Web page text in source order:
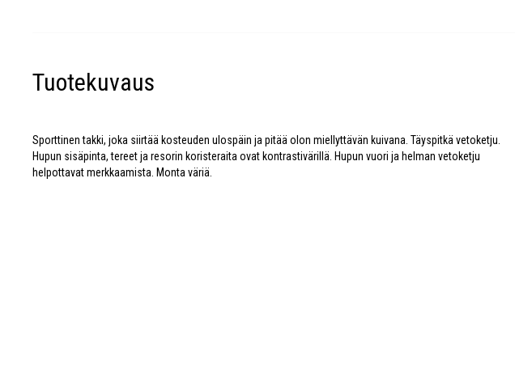
Tuotekuvaus
Sporttinen takki, joka siirtää kosteuden ulospäin ja pitää olon miellyttävän kuivana. Täyspitkä vetoketju.
Hupun sisäpinta, tereet ja resorin koristeraita ovat kontrastivärillä. Hupun vuori ja helman vetoketju
helpottavat merkkaamista. Monta väriä.